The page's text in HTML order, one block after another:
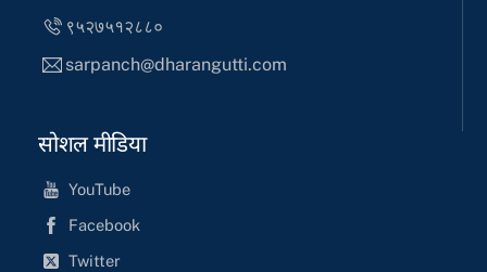
९५२७५१२८८०
sarpanch@dharangutti.com
सोशल मीडिया
YouTube
Facebook
Twitter